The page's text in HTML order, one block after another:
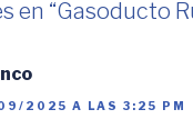
en “Gasoducto
2025 A LAS 3:25 PM